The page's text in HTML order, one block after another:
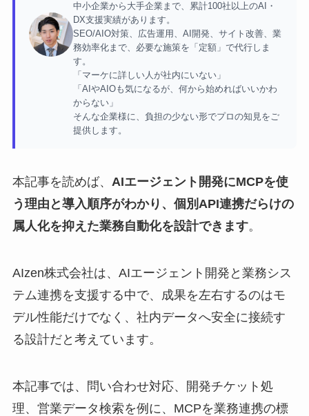
中小企業から大手企業まで、累計100社以上のAI・
DX支援実績があります。
SEO/AIO対策、広告運用、AI開発、サイト改善、業
務効率化まで、必要な施策を「定額」で代行しま
す。
「マーケに詳しい人が社内にいない」
「AIやAIOも気になるが、何から始めればいいかわ
からない」
そんな企業様に、負担の少ない形でプロの知見をご
提供します。
本記事を読めば、 AIエージェント開発にMCPを使
う理由と導入順序がわかり、個別API連携だらけの
属人化を抑えた業務自動化を設計できます。
AIzen株式会社は、AIエージェント開発と業務シス
テム連携を支援する中で、成果を左右するのはモ
デル性能だけでなく、社内データへ安全に接続す
る設計だと考えています。
本記事では、問い合わせ対応、開発チケット処
理、営業データ検索を例に、MCPを業務連携の標